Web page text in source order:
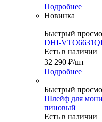
Подробнее
Новинка
Быстрый
DHI-
Есть в наличии
32 290 ₽/шт
Подробнее
Быстрый
Шлейф для
пиновый
Есть в наличии